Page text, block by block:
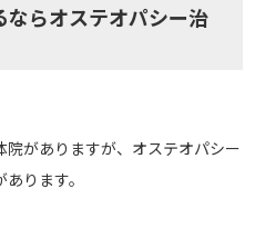
らオステオパシー治
がありますが、オステオパシー
ります。